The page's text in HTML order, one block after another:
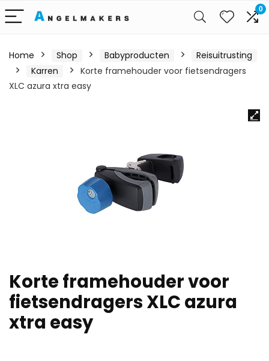
0
Home Shop Babyproducten
Reisuitrusting
Karren
Korte framehouder voor fietsendragers
XLC azura xtra easy
Korte framehouder voor
fietsendragers XLC azura
xtra easy